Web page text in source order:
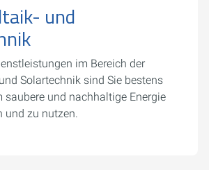
und
im Bereich der
Solartechnik sind Sie bestens
saubere und nachhaltige Energie
und zu nutzen.